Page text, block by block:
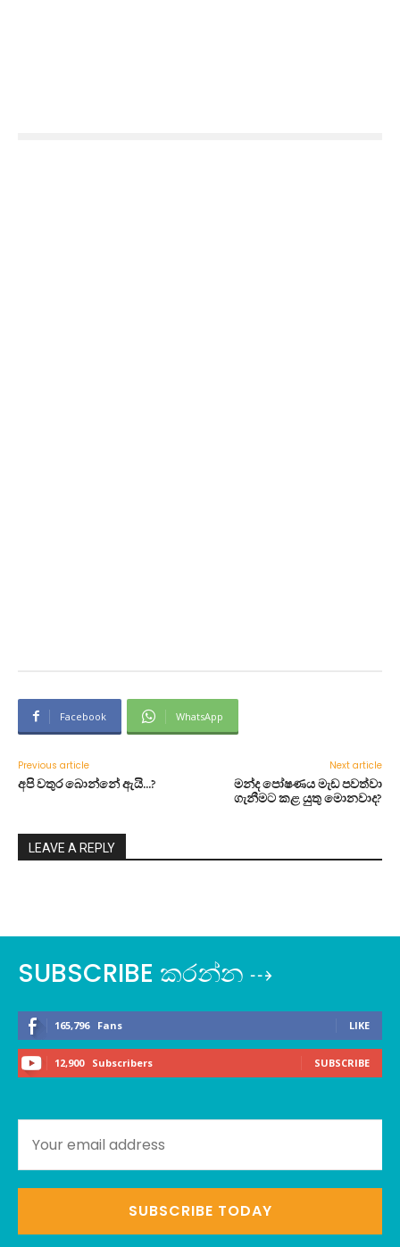
Facebook WhatsApp
Previous article
අපි වතුර බොන්නේ ඇයි…?
Next article
මන්ද පෝෂණය මැඩ පවත්වා
ගැනීමට කළ යුතු මොනවාද?
LEAVE A REPLY
SUBSCRIBE කරන්න ⇢
165,796 Fans LIKE
12,900 Subscribers SUBSCRIBE
SUBSCRIBE TODAY